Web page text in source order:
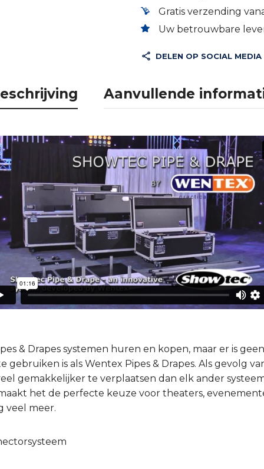
Gratis verzending
Uw betrouwbare
DELEN OP SOCIAL MEDIA
Aanvullende
& Drapes systemen huren en kopen, maar er is
gebruiken is als Wentex Pipes & Drapes. Als gevolg
gemakkelijker te verplaatsen dan elk ander
het de perfecte keuze voor theaters,
veel meer.